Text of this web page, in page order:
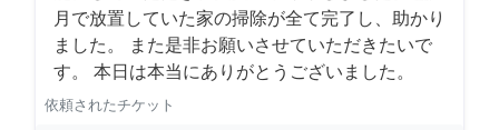
月で放置していた家の掃除が全て完了し、助かり
ました。 また是非お願いさせていただきたいで
す。 本日は本当にありがとうございました。
依頼されたチケット